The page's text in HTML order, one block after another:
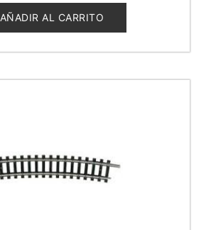
de
5
AÑADIR AL CARRITO